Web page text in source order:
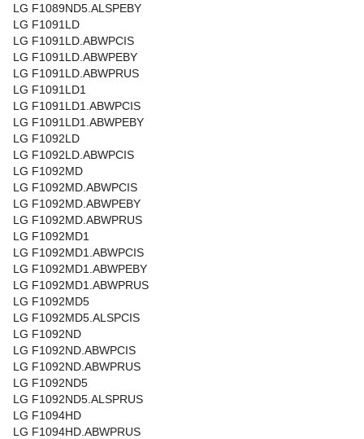
LG F1089ND5.ALSPEBY
LG F1091LD
LG F1091LD.ABWPCIS
LG F1091LD.ABWPEBY
LG F1091LD.ABWPRUS
LG F1091LD1
LG F1091LD1.ABWPCIS
LG F1091LD1.ABWPEBY
LG F1092LD
LG F1092LD.ABWPCIS
LG F1092MD
LG F1092MD.ABWPCIS
LG F1092MD.ABWPEBY
LG F1092MD.ABWPRUS
LG F1092MD1
LG F1092MD1.ABWPCIS
LG F1092MD1.ABWPEBY
LG F1092MD1.ABWPRUS
LG F1092MD5
LG F1092MD5.ALSPCIS
LG F1092ND
LG F1092ND.ABWPCIS
LG F1092ND.ABWPRUS
LG F1092ND5
LG F1092ND5.ALSPRUS
LG F1094HD
LG F1094HD.ABWPRUS